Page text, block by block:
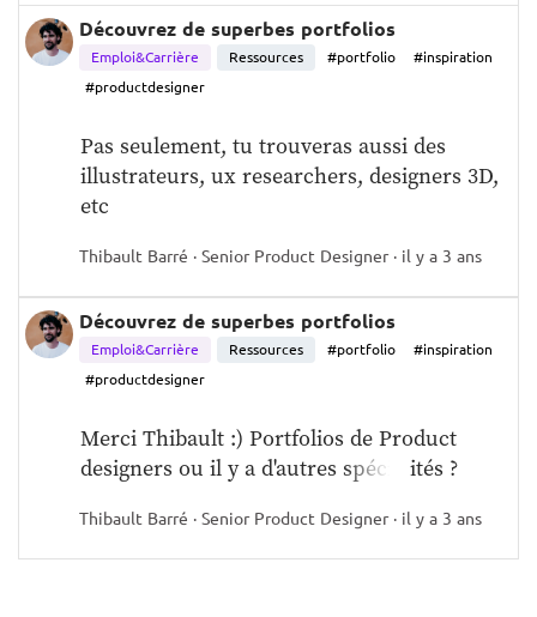
Découvrez de superbes portfolios
Emploi&Carrière Ressources #portfolio
#inspiration
#productdesigner
Pas seulement, tu trouveras aussi des
illustrateurs, ux researchers, designers 3D,
etc
Thibault Barré · Senior Product Designer · il y a 3 ans
Découvrez de superbes portfolios
Emploi&Carrière Ressources #portfolio
#inspiration
#productdesigner
Merci Thibault :) Portfolios de Product
designers ou il y a d'autres spécialités ?
Thibault Barré · Senior Product Designer · il y a 3 ans